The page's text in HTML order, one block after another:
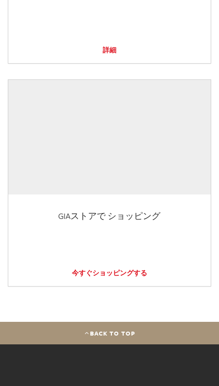
詳細
GIAストアで ショッピング
今すぐショッピングする
BACK TO TOP